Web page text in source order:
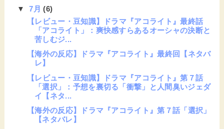
▼7月(6)
【レビュー・豆知識】ドラマ『アコライト』最終話
「アコライト」：爽快感すらあるオーシャの決断と
苦しむジ...
【海外の反応】ドラマ『アコライト』最終回【ネタバ
レ】
【レビュー・豆知識】ドラマ『アコライト』第７話
「選択」：予想を裏切る「衝撃」と人間臭いジェダ
イ【ネタ...
【海外の反応】ドラマ『アコライト』第７話「選択」
【ネタバレ】